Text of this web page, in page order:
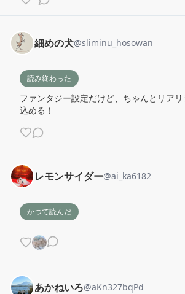
細めの犬@sliminu_hosowan
読み終わった
ファンタジー設定だけど、ちゃんとリア
込める！
レモンサイダー@ai_ka6182
かつて読んだ
あかねいろ@aKn327bqPd